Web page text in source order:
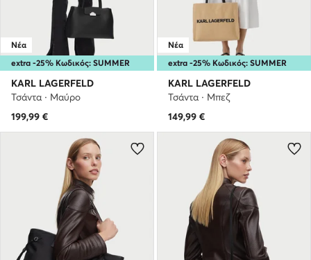
extra -25% Κωδικός: SUMMER
Νέα
KARL LAGERFELD
Τσάντα · Μαύρο
199,99 €
extra -25% Κωδικός: SUMMER
Νέα
KARL LAGERFELD
Τσάντα · Μπεζ
149,99 €